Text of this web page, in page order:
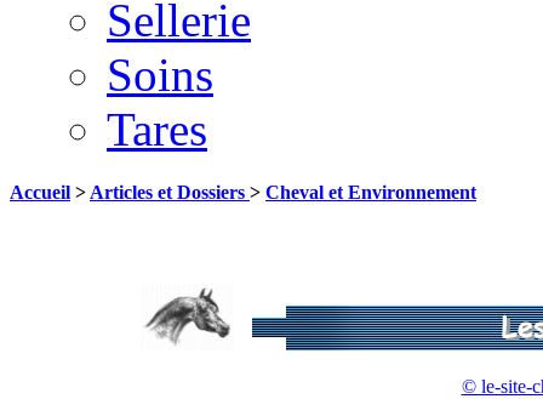
Sellerie
Soins
Tares
Accueil > Articles et Dossiers > Cheval et Environnement
© le-site-